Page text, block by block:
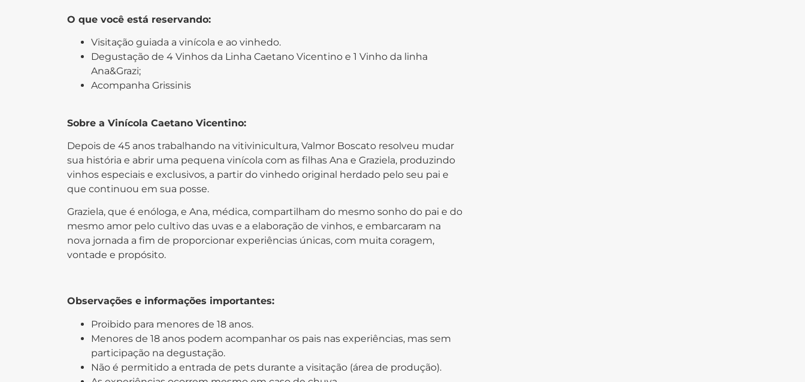
O que você está reservando:
Visitação guiada a vinícola e ao vinhedo.
Degustação de 4 Vinhos da Linha Caetano Vicentino e 1 Vinho da linha
Ana&Grazi;
Acompanha Grissinis
Sobre a Vinícola Caetano Vicentino:
Depois de 45 anos trabalhando na vitivinicultura, Valmor Boscato resolveu mudar
sua história e abrir uma pequena vinícola com as filhas Ana e Graziela, produzindo
vinhos especiais e exclusivos, a partir do vinhedo original herdado pelo seu pai e
que continuou em sua posse.
Graziela, que é enóloga, e Ana, médica, compartilham do mesmo sonho do pai e do
mesmo amor pelo cultivo das uvas e a elaboração de vinhos, e embarcaram na
nova jornada a fim de proporcionar experiências únicas, com muita coragem,
vontade e propósito.
Observações e informações importantes:
Proibido para menores de 18 anos.
Menores de 18 anos podem acompanhar os pais nas experiências, mas sem
participação na degustação.
Não é permitido a entrada de pets durante a visitação (área de produção).